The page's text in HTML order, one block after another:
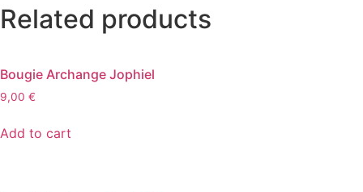
Related products
Bougie Archange Jophiel
9,00 €
Add to cart